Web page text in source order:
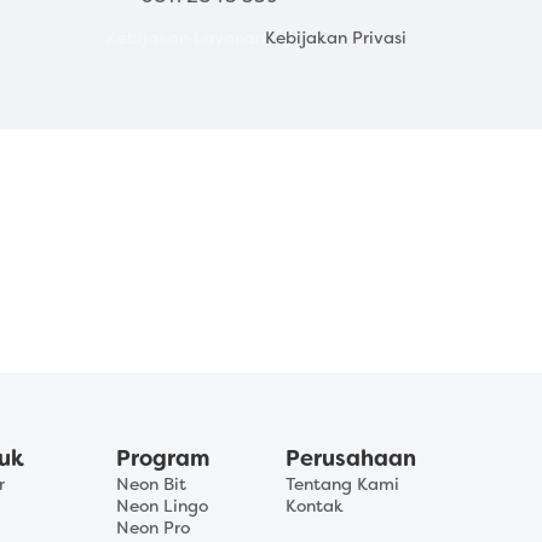
Kebijakan Privasi
Program
Neon Bit
Neon Lingo
Neon Pro
Perusahaan
Tentang Kami
Kontak